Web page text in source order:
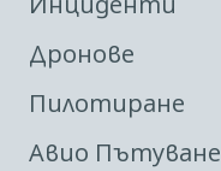
Дронове
Пилотиране
Авио Пътуване